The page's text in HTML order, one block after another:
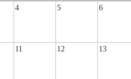
4 5 6
11 12 13